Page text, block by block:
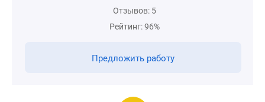
Отзывов: 5
Рейтинг: 96%
Предложить работу